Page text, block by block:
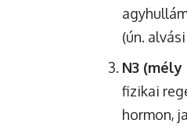
(ún.
N3
fizikai
hormon,